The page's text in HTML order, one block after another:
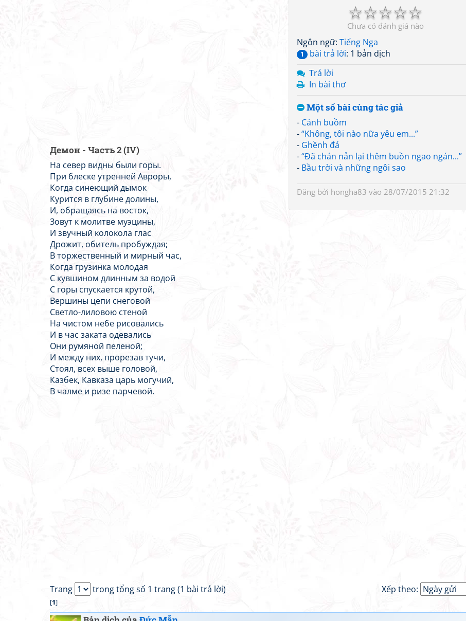
☆
☆
☆
☆
☆
Chưa có đánh giá nào
Ngôn ngữ: Tiếng Nga
1 bài trả lời: 1 bản dịch
Trả lời
In bài thơ
Một số bài cùng tác giả
- Cánh buồm
-“Không, tôi nào nữa yêu em...”
- Ghềnh đá
-“Đã chán nản lại thêm buồn ngao ngán...”
- Bầu trời và những ngôi sao
Đăng bởi hongha83 vào 28/07/2015 21:32
Демон - Часть 2 (IV)
На север видны были горы.
При блеске утренней Авроры,
Когда синеющий дымок
Курится в глубине долины,
И, обращаясь на восток,
Зовут к молитве муэцины,
И звучный колокола глас
Дрожит, обитель пробуждая;
В торжественный и мирный час,
Когда грузинка молодая
С кувшином длинным за водой
С горы спускается крутой,
Вершины цепи снеговой
Светло-лиловою стеной
На чистом небе рисовались
И в час заката одевались
Они румяной пеленой;
И между них, прорезав тучи,
Стоял, всех выше головой,
Казбек, Кавказа царь могучий,
В чалме и ризе парчевой.
Xếp theo:
Trang trong tổng số 1 trang (1 bài trả lời)
[1]